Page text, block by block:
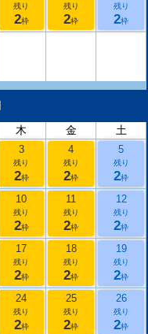
残り
2枠
残り
2枠
残り
2枠
木 金 土
3
残り
2枠
4
残り
2枠
5
残り
2枠
10
残り
2枠
11
残り
2枠
12
残り
2枠
17
残り
2枠
18
残り
2枠
19
残り
2枠
24
残り
2枠
25
残り
2枠
26
残り
2枠